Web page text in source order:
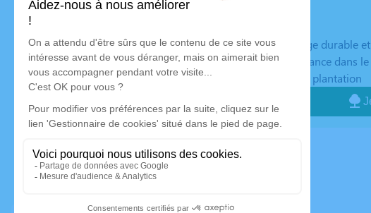
Un hommage durable
Planté en France dans
Certificat de plantation